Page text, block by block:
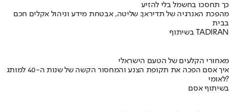
כך תחסכו בחשמל בלי להזיע
מהפכת האנרגיה של תדיראן: שליטה, אבטחת מידע וניהול אקלים חכם
בבית
בשיתוף TADIRAN
מאחורי הקלעים של הטעם הישראלי
איך אסם הפכה את תקופת הצנע והמחסור הקשה של שנות ה-40 למותג
לאומי?
בשיתוף אסם